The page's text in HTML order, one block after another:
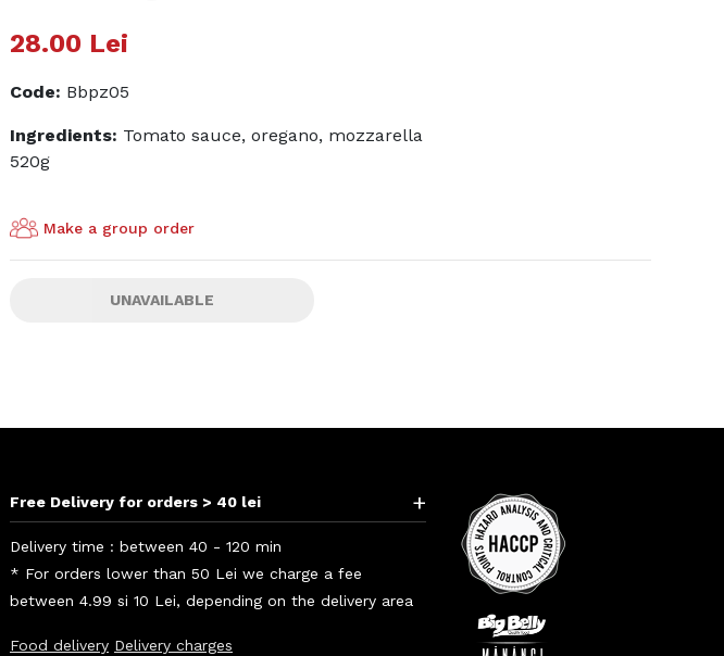
28.00 Lei
Code: Bbpz05
Ingredients: Tomato sauce, oregano, mozzarella
520g
Make a group order
UNAVAILABLE
Free Delivery for orders > 40 lei +
Delivery time : between 40 - 120 min
* For orders lower than 50 Lei we charge a fee
between 4.99 si 10 Lei, depending on the delivery area
Food delivery Delivery charges